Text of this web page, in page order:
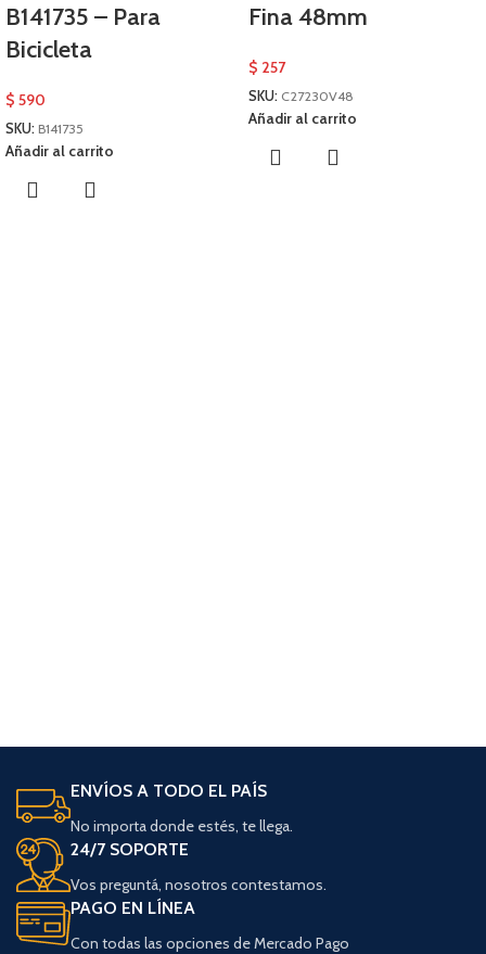
B141735 – Para
Bicicleta
$ 590
SKU: B141735
Añadir al carrito
Fina 48mm
$ 257
SKU: C27230V48
Añadir al carrito
ENVÍOS A TODO EL PAÍS
No importa donde estés, te llega.
24/7 SOPORTE
Vos preguntá, nosotros contestamos.
PAGO EN LÍNEA
Con todas las opciones de Mercado Pago